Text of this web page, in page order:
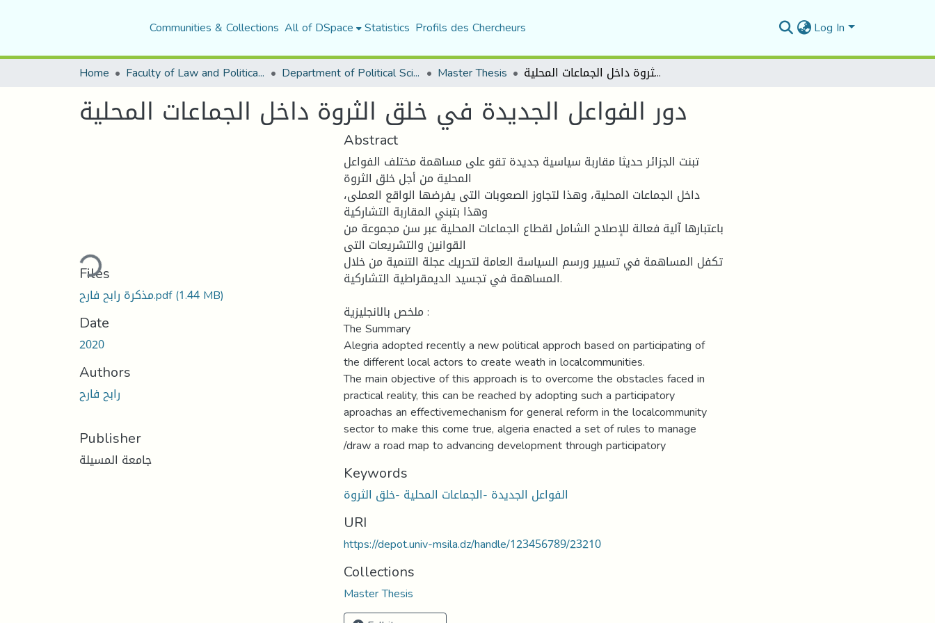
Communities & Collections All of DSpace Statistics Profils des Chercheurs Log In
Home Faculty of Law and Political Science Department of Political Sciences Master Thesis دور الفواعل الجديدة في خلق الثروة داخل الجماعات المحلية
دور الفواعل الجديدة في خلق الثروة داخل الجماعات المحلية
Loading...
Files
مذكرة رابح فارح.pdf(1.44 MB)
Date
2020
Authors
رابح فارح
Publisher
جامعة المسيلة
Abstract
تبنت الجزائر حديثا مقاربة سياسية جديدة تقو على مساهمة مختلف الفواعل
المحلية من أجل خلق الثروة
داخل الجماعات المحلية، وهذا لتجاوز الصعوبات التى يفرضها الواقع العملى،
وهذا بتبني المقاربة التشاركية
باعتبارها آلية فعالة للإصلاح الشامل لقطاع الجماعات المحلية عبر سن مجموعة من
القوانين والتشريعات التى
تكفل المساهمة في تسيير ورسم السياسة العامة لتحريك عجلة التنمية من خلال
المساهمة في تجسيد الديمقراطية التشاركية.
ملخص بالانجليزية :
The Summary
Alegria adopted recently a new political approch based on participating of
the different local actors to create weath in localcommunities.
The main objective of this approach is to overcome the obstacles faced in
practical reality, this can be reached by adopting such a participatory
aproachas an effectivemechanism for general reform in the localcommunity
sector to make this come true, algeria enacted a set of rules to manage
/draw a road map to advancing development through participatory
Keywords
الفواعل الجديدة -الجماعات المحلية -خلق الثروة
URI
https://depot.univ-msila.dz/handle/123456789/23210
Collections
Master Thesis